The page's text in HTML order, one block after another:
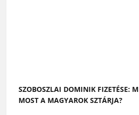
SZOBOSZLAI DOMINIK FIZETÉSE:
MOST A MAGYAROK SZTÁRJA?